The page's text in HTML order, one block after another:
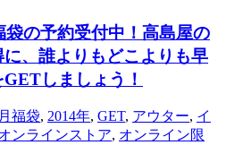
袋の予約受付中！高島屋の
、誰よりもどこよりも早
しましょう！
福袋, 2014年, GET, アウター, イ
ンラインストア, オンライン限